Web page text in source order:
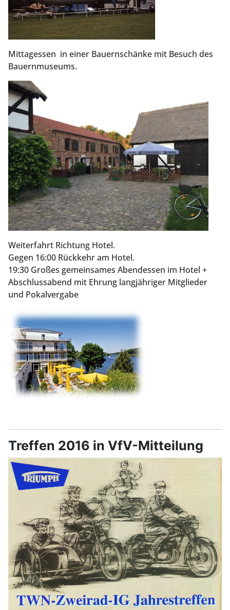
Mittagessen in einer Bauernschänke mit Besuch des
Bauernmuseums.
Weiterfahrt Richtung Hotel.
Gegen 16:00 Rückkehr am Hotel.
19:30 Großes gemeinsames Abendessen im Hotel +
Abschlussabend mit Ehrung langjähriger Mitglieder
und Pokalvergabe
Treffen 2016 in VfV-Mitteilung